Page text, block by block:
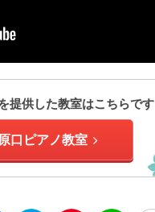
提供した教室はこちらです
口ピアノ教室